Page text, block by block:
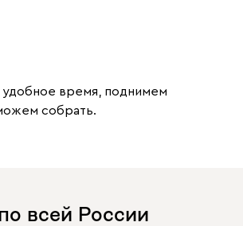
удобное время, поднимем
собрать.
всей России